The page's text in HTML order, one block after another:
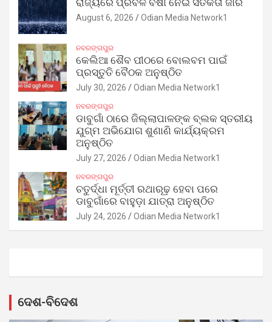
ରାଜ୍ୟରେ ପ୍ରବଳ ବର୍ଷା ନେଇ ସତର୍କତା ଜାରି
August 6, 2026 Odian Media Network1
ନବରଙ୍ଗପୁର
କେଲିଆ ଶୈବ ପୀଠରେ ବୋଲବମ ପାଇଁ
ପ୍ରସ୍ତୁତି ବୈଠକ ଅନୁଷ୍ଠିତ
July 30, 2026 Odian Media Network1
ନବରଙ୍ଗପୁର
ଡାବୁଗାଁ ଠାରେ ଜିଲ୍ଲାପାଳଙ୍କ ବ୍ଲକ ସ୍ତରୀୟ
ଯୁଗ୍ମ ଅଭିଯୋଗ ଶୁଣାଣି କାର୍ଯ୍ୟକ୍ରମ
ଅନୁଷ୍ଠିତ
July 27, 2026 Odian Media Network1
ନବରଙ୍ଗପୁର
ଚତୁର୍ଦ୍ଧା ମୂର୍ତ୍ତୀ ରଥାରୂଢ଼ ହେବା ପରେ
ଡାବୁଗାଁରେ ବାହୁଡ଼ା ଯାତ୍ରା ଅନୁଷ୍ଠିତ
July 24, 2026 Odian Media Network1
ଦେଶ-ବିଦେଶ